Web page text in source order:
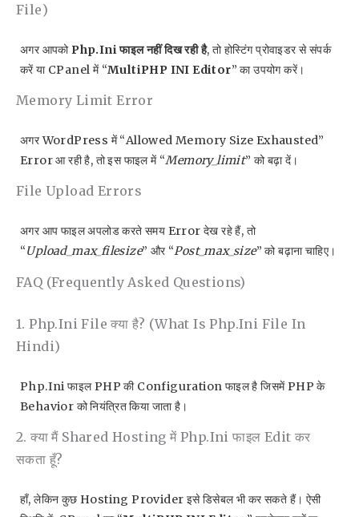
File)
अगर आपको Php.ini फाइल नहीं दिख रही है, तो होस्टिंग प्रोवाइडर से संपर्क
करें या CPanel में “MultiPHP INI Editor” का उपयोग करें।
Memory Limit Error
अगर WordPress में “Allowed Memory Size Exhausted”
Error आ रही है, तो इस फाइल में “Memory_limit” को बढ़ा दें।
File Upload Errors
अगर आप फाइल अपलोड करते समय Error देख रहे हैं, तो
“Upload_max_filesize” और “Post_max_size” को बढ़ाना चाहिए।
FAQ (Frequently Asked Questions)
1. Php.ini File क्या है? (What Is Php.ini File In
Hindi)
Php.ini फाइल PHP की Configuration फाइल है जिसमें PHP के
Behavior को नियंत्रित किया जाता है।
2. क्या मैं Shared Hosting में Php.ini फाइल Edit कर
सकता हूँ?
हाँ, लेकिन कुछ Hosting Provider इसे डिसेबल भी कर सकते हैं। ऐसी